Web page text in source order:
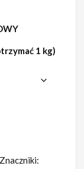
1 kg)
Znaczniki: